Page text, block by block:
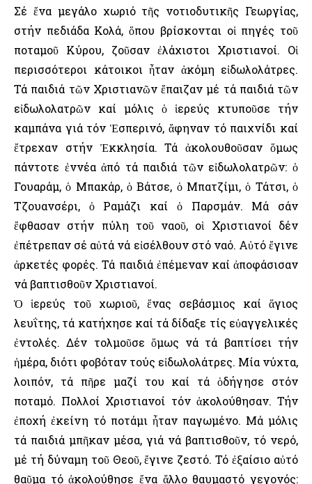
Σέ ἕνα μεγάλο χωριό τῆς νοτιοδυτικῆς Γεωργίας,
στήν πεδιάδα Κολά, ὅπου βρίσκονται οἱ πηγές τοῦ
ποταμοῦ Κύρου, ζοῦσαν ἐλάχιστοι Χριστιανοί. Οἱ
περισσότεροι κάτοικοι ἦταν ἀκόμη εἰδωλολάτρες.
Τά παιδιά τῶν Χριστιανῶν ἔπαιζαν μέ τά παιδιά τῶν
εἰδωλολατρῶν καί μόλις ὁ ἱερεύς κτυποῦσε τήν
καμπάνα γιά τόν Ἑσπερινό, ἄφηναν τό παιχνίδι καί
ἔτρεχαν στήν Ἐκκλησία. Τά ἀκολουθοῦσαν ὅμως
πάντοτε ἐννέα ἀπό τά παιδιά τῶν εἰδωλολατρῶν: ὁ
Γουαράμ, ὁ Μπακάρ, ὁ Βάτσε, ὁ Μπατζίμι, ὁ Τάτσι, ὁ
Τζουανσέρι, ὁ Ραμάζι καί ὁ Παρσμάν. Μά σάν
ἔφθασαν στήν πύλη τοῦ ναοῦ, οἱ Χριστιανοί δέν
ἐπέτρεπαν σέ αὐτά νά εἰσέλθουν στό ναό. Αὐτό ἔγινε
ἀρκετές φορές. Τά παιδιά ἐπέμεναν καί ἀποφάσισαν
νά βαπτισθοῦν Χριστιανοί.
Ὁ ἱερεύς τοῦ χωριοῦ, ἕνας σεβάσμιος καί ἅγιος
λευΐτης, τά κατήχησε καί τά δίδαξε τίς εὐαγγελικές
ἐντολές. Δέν τολμοῦσε ὅμως νά τά βαπτίσει τήν
ἡμέρα, διότι φοβόταν τούς εἰδωλολάτρες. Μία νύχτα,
λοιπόν, τά πῆρε μαζί του καί τά ὁδήγησε στόν
ποταμό. Πολλοί Χριστιανοί τόν ἀκολούθησαν. Τήν
ἐποχή ἐκείνη τό ποτάμι ἦταν παγωμένο. Μά μόλις
τά παιδιά μπῆκαν μέσα, γιά νά βαπτισθοῦν, τό νερό,
μέ τή δύναμη τοῦ Θεοῦ, ἔγινε ζεστό. Τό ἐξαίσιο αὐτό
θαῦμα τό ἀκολούθησε ἕνα ἄλλο θαυμαστό γεγονός: